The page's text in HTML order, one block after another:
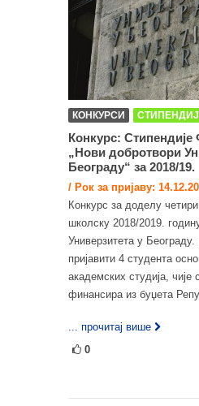
КОНКУРСИ
Конкурс: Стипендије
„Нови добротвори
Београду“ за 2018/19.
/ Рок за пријаву:
Конкурс за доделу
школску 2018/2019.
Универзитета у
пријавити 4 студента
академских студија,
финансира из буџета
... прочитај више
0